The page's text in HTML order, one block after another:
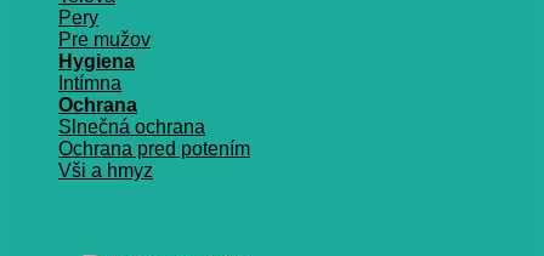
Pery
Pre mužov
Hygiena
Intímna
Ochrana
Slnečná ochrana
Ochrana pred potením
Vši a hmyz